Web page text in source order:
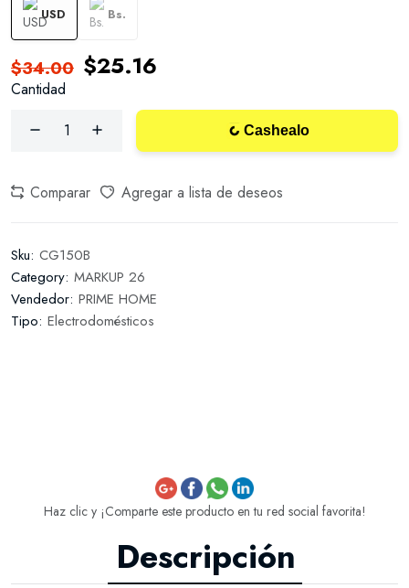
USD Bs.
$34.00 $25.16
Cantidad
Cashealo
Comparar Agregar a lista de deseos
Sku: CG150B
Category: MARKUP 26
Vendedor: PRIME HOME
Tipo: Electrodomésticos
Haz clic y ¡Comparte este producto en tu red social favorita!
Descripción